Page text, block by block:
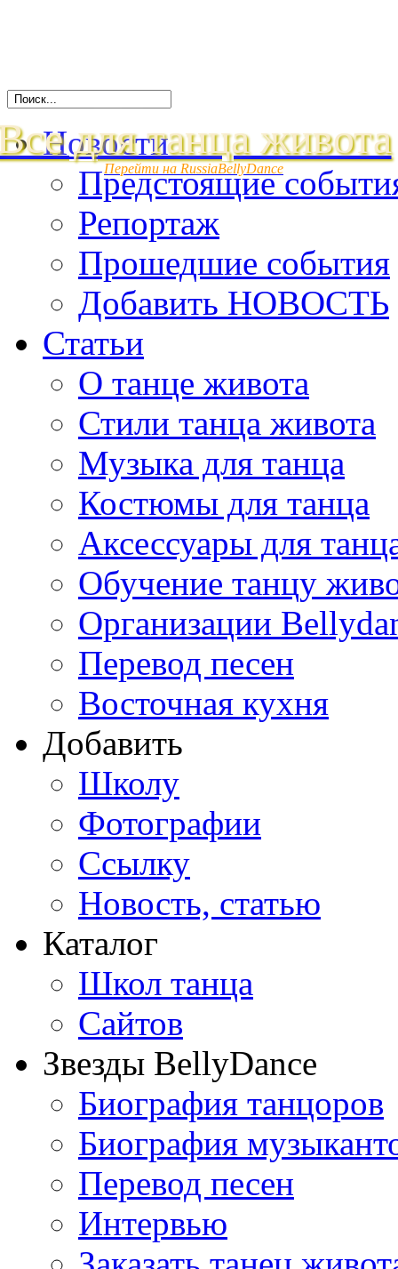
для танца живота
Перейти на RussiaBellyDance
Новости
Предстоящие
Репортаж
Прошедшие события
Добавить НОВОСТЬ
Статьи
О танце живота
Стили танца живота
Музыка для танца
Костюмы для танца
Аксессуары для
Обучение танцу
Организации
Перевод песен
Восточная кухня
Добавить
Школу
Фотографии
Ссылку
Новость, статью
Каталог
Школ танца
Сайтов
Звезды BellyDance
Биография танцоров
Биография
Перевод песен
Интервью